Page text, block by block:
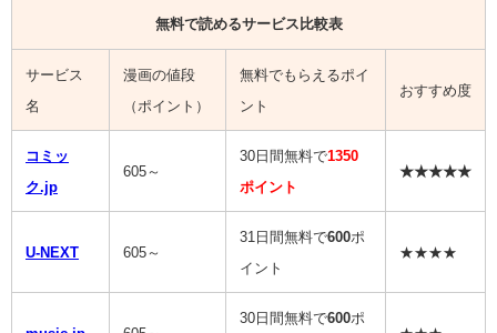
無料で読めるサービス比較表
サービス
名
漫画の値段
（ポイント）
無料でもらえるポイ
ント
おすすめ度
コミッ
ク.jp
605～
30日間無料で1350
ポイント
★★★★★
U-NEXT 605～
31日間無料で600ポ
イント
★★★★
30日間無料で600ポ